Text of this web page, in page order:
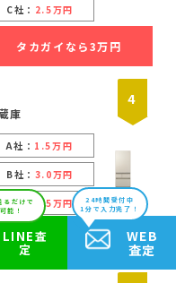
C社： 2.5万円
タカガイなら3万円
4
庫
A社： 1.5万円
B社： 3.0万円
C社： 4.5万円
タカガイなら6万円
るだけで
能！
LINE査
定
24時間受付中
1分で入力完了！
WEB
査定